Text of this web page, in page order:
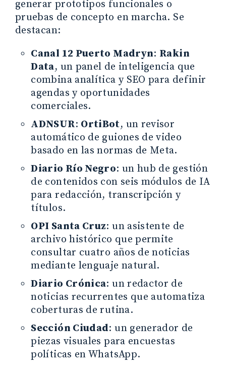
generar prototipos funcionales o
pruebas de concepto en marcha. Se
destacan:
Canal 12 Puerto Madryn: Rakin
Data, un panel de inteligencia que
combina analítica y SEO para definir
agendas y oportunidades
comerciales.
ADNSUR: OrtiBot, un revisor
automático de guiones de video
basado en las normas de Meta.
Diario Río Negro: un hub de gestión
de contenidos con seis módulos de IA
para redacción, transcripción y
títulos.
OPI Santa Cruz: un asistente de
archivo histórico que permite
consultar cuatro años de noticias
mediante lenguaje natural.
Diario Crónica: un redactor de
noticias recurrentes que automatiza
coberturas de rutina.
Sección Ciudad: un generador de
piezas visuales para encuestas
políticas en WhatsApp.